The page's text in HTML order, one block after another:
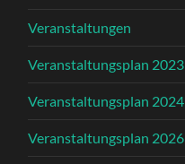
Veranstaltungen
Veranstaltungsplan 2023
Veranstaltungsplan 2024
Veranstaltungsplan 2026